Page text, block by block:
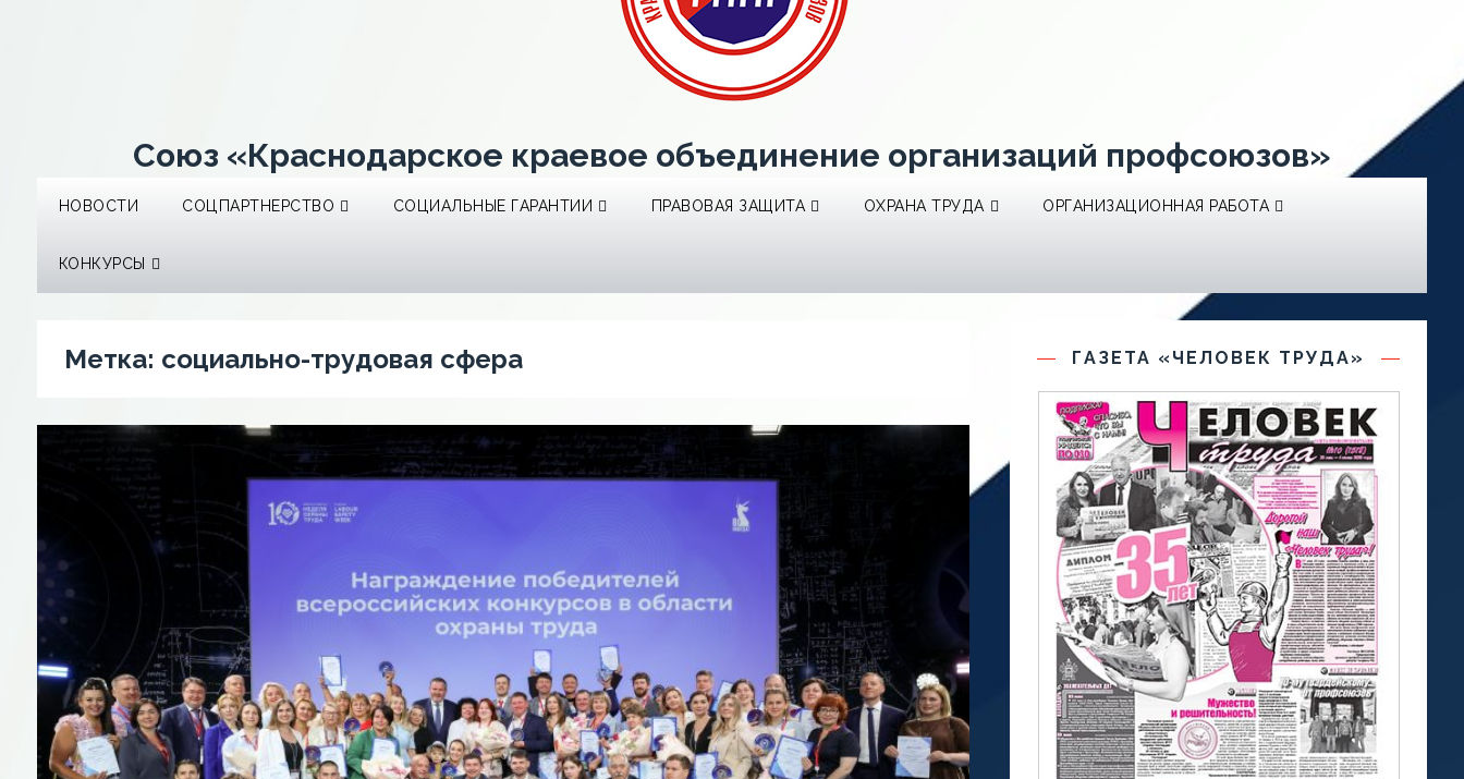
Союз «Краснодарское краевое объединение организаций профсоюзов»
НОВОСТИ СОЦПАРТНЕРСТВО СОЦИАЛЬНЫЕ ГАРАНТИИ ПРАВОВАЯ ЗАЩИТА ОХРАНА ТРУДА ОРГАНИЗАЦИОННАЯ РАБОТА
КОНКУРСЫ
Метка: социально-трудовая сфера ГАЗЕТА «ЧЕЛОВЕК ТРУДА»